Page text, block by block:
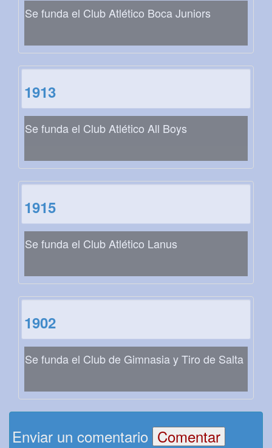
Se funda el Club Atlético Boca Juniors
1913
Se funda el Club Atlético All Boys
1915
Se funda el Club Atlético Lanus
1902
Se funda el Club de Gimnasia y Tiro de Salta
Enviar un comentario